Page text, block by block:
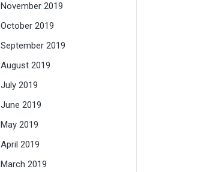
November 2019
October 2019
September 2019
August 2019
July 2019
June 2019
May 2019
April 2019
March 2019